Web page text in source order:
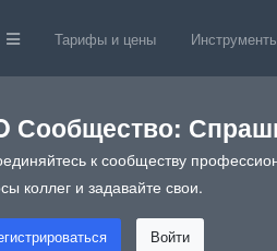
Тарифы и цены
Сообщество:
к сообществу
коллег и задавайте свои.
Войти